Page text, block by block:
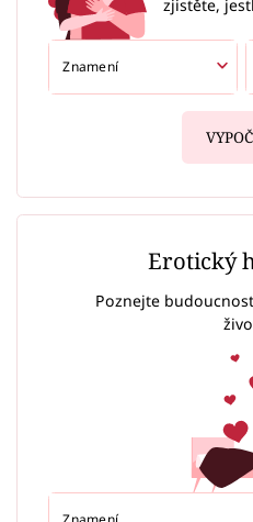
zjistěte,
Erotický
Poznejte